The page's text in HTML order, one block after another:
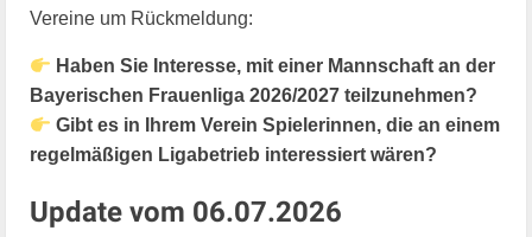
Vereine um Rückmeldung:
Haben Sie Interesse, mit einer Mannschaft an der
Bayerischen Frauenliga 2026/2027 teilzunehmen?
Gibt es in Ihrem Verein Spielerinnen, die an einem
regelmäßigen Ligabetrieb interessiert wären?
Update vom 06.07.2026